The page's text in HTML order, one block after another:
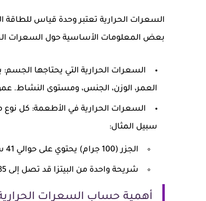
السعرات الحرارية تعتبر وحدة قياس
بعض المعلومات الأساسية حول السعرات
السعرات الحرارية التي يحتاجها الجسم:
العمر، الوزن، الجنس، ومستوى النشاط. عمومًا، يحتاج
السعرات الحرارية في الأطعمة: كل نوع
سبيل المثال:
الجزر (100 جرام) يحتوي على حوالي 41 سعر حراري.
شريحة واحدة من البيتزا قد تصل إلى 285 سعر حراري.
أهمية حساب السعرات